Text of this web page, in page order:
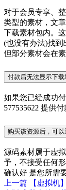
对于会员专享、
类型的素材，文
下载素材包内。
(也没有办法)找到
但部分素材会在
付款后无法显示下
如果您已经成功
577535622 提供
购买该资源后，可以
源码素材属于虚
予，不接受任何
确认好 是您所需
上一篇
【虚拟机